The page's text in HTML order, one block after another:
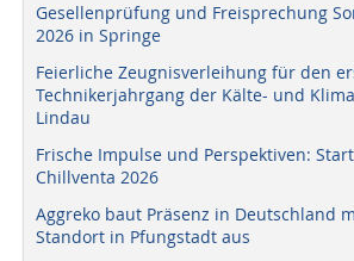
Gesellenprüfung und Freisprechung
2026 in Springe
Feierliche Zeugnisverleihung für den
Technikerjahrgang der Kälte- und
Lindau
Frische Impulse und Perspektiven:
Chillventa 2026
Aggreko baut Präsenz in Deutschland
Standort in Pfungstadt aus